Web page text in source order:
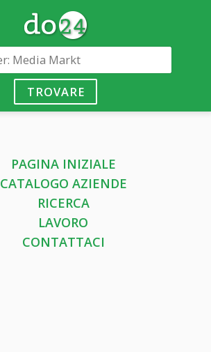
TROVARE
PAGINA INIZIALE
CATALOGO AZIENDE
RICERCA
LAVORO
CONTATTACI